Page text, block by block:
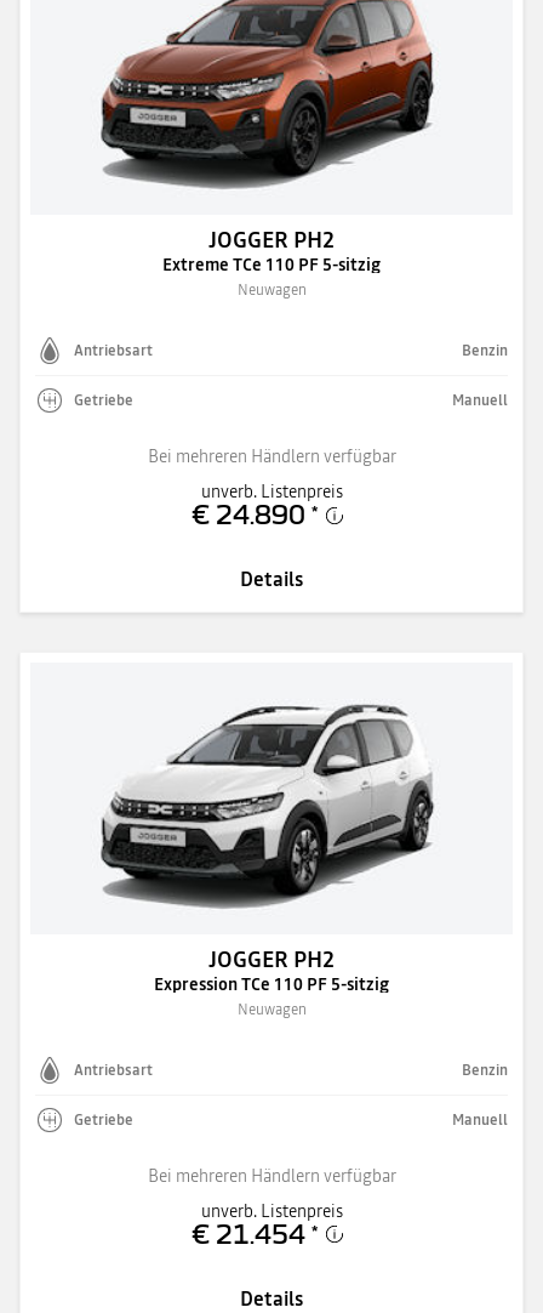
JOGGER PH2
Extreme TCe 110 PF 5-sitzig
Neuwagen
Antriebsart Benzin
Getriebe Manuell
Bei mehreren Händlern verfügbar
unverb. Listenpreis
€ 24.890 *
Details
JOGGER PH2
Expression TCe 110 PF 5-sitzig
Neuwagen
Antriebsart Benzin
Getriebe Manuell
Bei mehreren Händlern verfügbar
unverb. Listenpreis
€ 21.454 *
Details